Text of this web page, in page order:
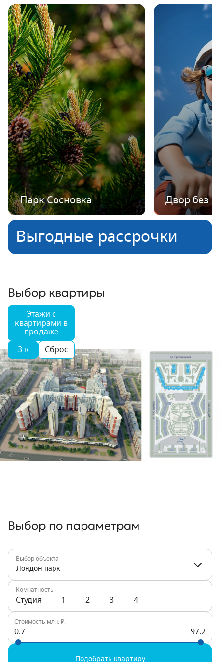
Парк Сосновка Двор без
Выгодные рассрочки
Выбор квартиры
Этажи с
квартирами в
продаже
3-к Сброс
Выбор по параметрам
Выбор объекта
Лондон парк
Комнатность
Студия 1 2 3 4
Стоимость млн. ₽:
0.7 97.2
Подобрать квартиру